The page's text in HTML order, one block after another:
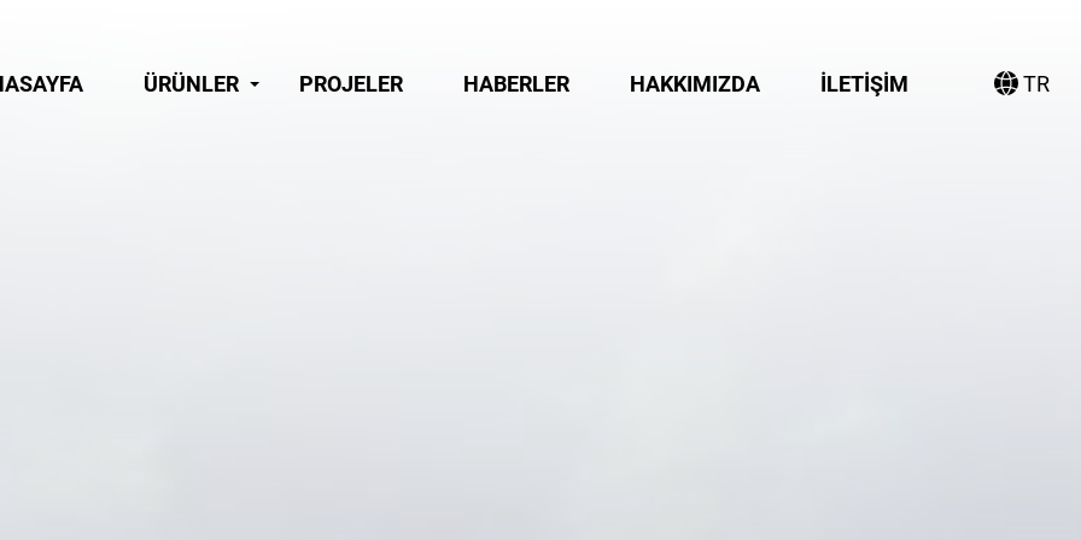
ÜRÜNLER PROJELER HABERLER HAKKIMIZDA İLETIŞIM TR